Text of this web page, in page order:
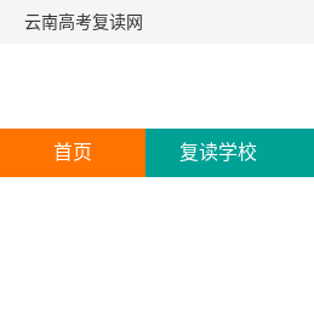
云南高考复读网
首页 复读学校